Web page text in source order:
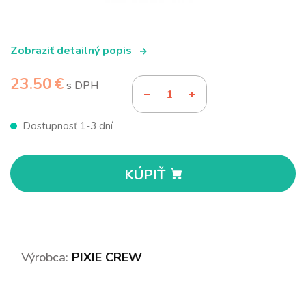
Zobraziť detailný popis
23.50 €s DPH
Dostupnosť 1-3 dní
KÚPIŤ
Výrobca: PIXIE CREW